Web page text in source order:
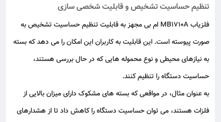
تنظیم حساسیت تشخیص و قابلیت شخصی‌ سازی
فلزیاب MB1710A ام بی مجهز به قابلیت تنظیم حساسیت تشخیص به‌
صورت پیوسته است. این قابلیت به کاربران این امکان را می‌ دهد که بسته
به نیازهای محیطی و نوع محموله‌ هایی که در حال بررسی هستند،
حساسیت دستگاه را تنظیم کنند.
به‌ عنوان مثال، در مواقعی که بسته‌ های مشکوک دارای میزان بالایی از
فلزات هستند، می‌ توان حساسیت دستگاه را کاهش داد تا از هشدارهای